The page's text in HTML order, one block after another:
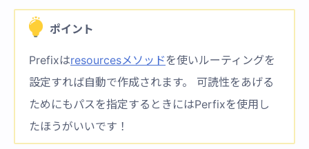
ポイント
Prefixはresourcesメソッド を使いルーティングを
設定すれば自動で作成されます。 可読性をあげる
ためにもパスを指定するときにはPerfixを使用し
たほうがいいです！